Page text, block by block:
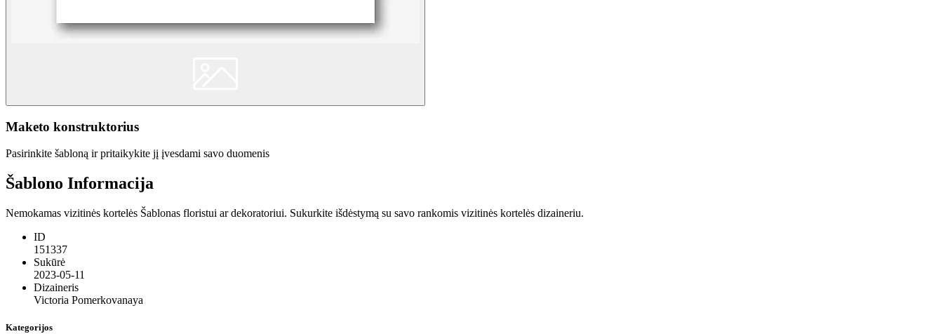
Maketo konstruktorius
Pasirinkite šabloną ir pritaikykite jį įvesdami savo duomenis
Šablono Informacija
Nemokamas vizitinės kortelės Šablonas floristui ar dekoratoriui. Sukurkite išdėstymą su savo rankomis vizitinės kortelės dizaineriu.
ID
151337
Sukūrė
2023-05-11
Dizaineris
Victoria Pomerkovanaya
Kategorijos